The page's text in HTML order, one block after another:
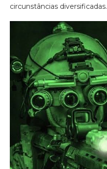
circunstâncias diversificadas.